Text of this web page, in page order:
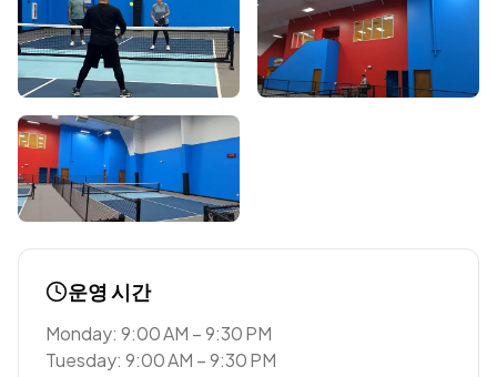
운영 시간
Monday: 9:00 AM – 9:30 PM
Tuesday: 9:00 AM – 9:30 PM